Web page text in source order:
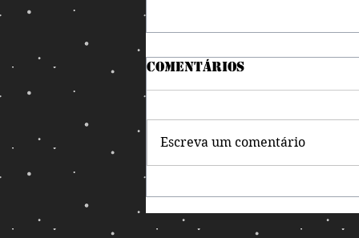
magia para o debate
virar luta livre!
Comentários
Escreva um comentário